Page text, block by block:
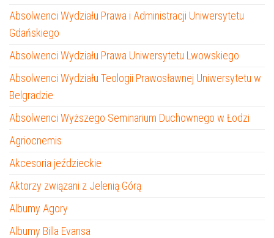
Absolwenci Wydziału Prawa i Administracji Uniwersytetu
Gdańskiego
Absolwenci Wydziału Prawa Uniwersytetu Lwowskiego
Absolwenci Wydziału Teologii Prawosławnej Uniwersytetu w
Belgradzie
Absolwenci Wyższego Seminarium Duchownego w Łodzi
Agriocnemis
Akcesoria jeździeckie
Aktorzy związani z Jelenią Górą
Albumy Agory
Albumy Billa Evansa